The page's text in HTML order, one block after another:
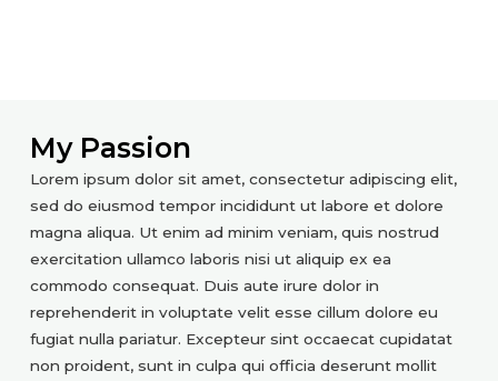
My Passion
Lorem ipsum dolor sit amet, consectetur adipiscing elit,
sed do eiusmod tempor incididunt ut labore et dolore
magna aliqua. Ut enim ad minim veniam, quis nostrud
exercitation ullamco laboris nisi ut aliquip ex ea
commodo consequat. Duis aute irure dolor in
reprehenderit in voluptate velit esse cillum dolore eu
fugiat nulla pariatur. Excepteur sint occaecat cupidatat
non proident, sunt in culpa qui officia deserunt mollit